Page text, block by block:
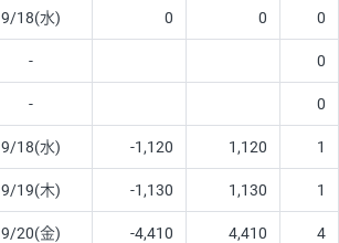
9/18(水) 0 0 0
- 0
- 0
9/18(水) -1,120 1,120 1
9/19(木) -1,130 1,130 1
9/20(金) -4,410 4,410 4